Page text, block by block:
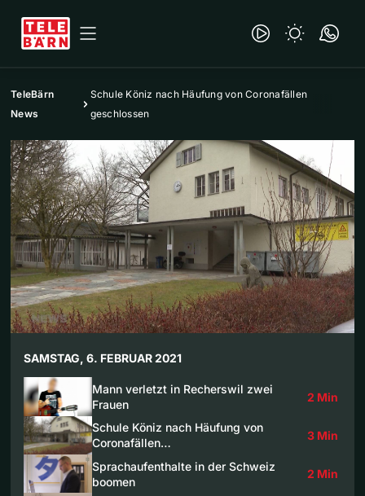
TeleBärn
News
Schule Köniz nach Häufung von Coronafällen
geschlossen
SAMSTAG, 6. FEBRUAR 2021
Mann verletzt in Recherswil zwei
Frauen
2 Min
Schule Köniz nach Häufung von
Coronafällen…
3 Min
Sprachaufenthalte in der Schweiz
boomen
2 Min